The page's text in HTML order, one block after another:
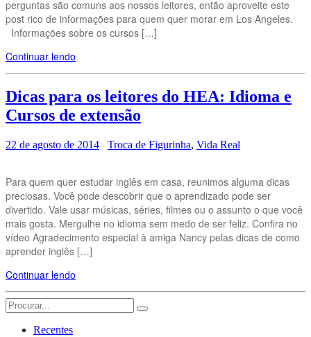
perguntas são comuns aos nossos leitores, então aproveite este
post rico de informações para quem quer morar em Los Angeles.
Informações sobre os cursos […]
Continuar lendo
Dicas para os leitores do HEA: Idioma e
Cursos de extensão
22 de agosto de 2014 Troca de Figurinha, Vida Real
Para quem quer estudar inglês em casa, reunimos alguma dicas
preciosas. Você pode descobrir que o aprendizado pode ser
divertido. Vale usar músicas, séries, filmes ou o assunto o que você
mais gosta. Mergulhe no idioma sem medo de ser feliz. Confira no
vídeo Agradecimento especial à amiga Nancy pelas dicas de como
aprender inglês […]
Continuar lendo
Search
for:
Recentes